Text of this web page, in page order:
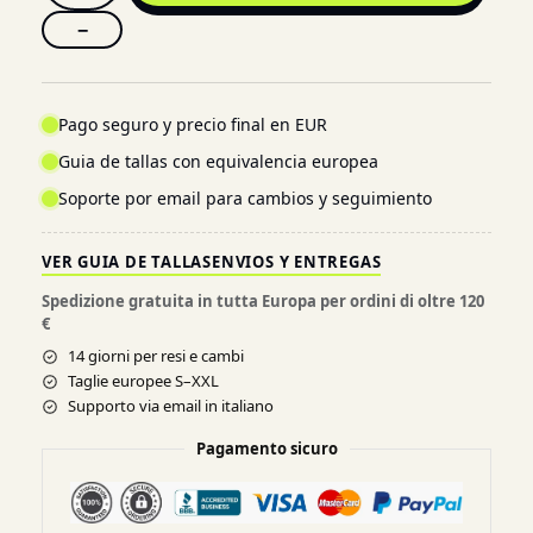
−
Pago seguro y precio final en EUR
Guia de tallas con equivalencia europea
Soporte por email para cambios y seguimiento
VER GUIA DE TALLASENVIOS Y ENTREGAS
Spedizione gratuita in tutta Europa per ordini di oltre 120
€
14 giorni per resi e cambi
Taglie europee S–XXL
Supporto via email in italiano
Pagamento sicuro